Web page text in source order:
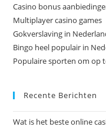
Casino bonus
Multiplayer casino games
Gokverslaving in
Bingo heel populair in
Populaire sporten om op
Recente Berichten
Wat is het beste online